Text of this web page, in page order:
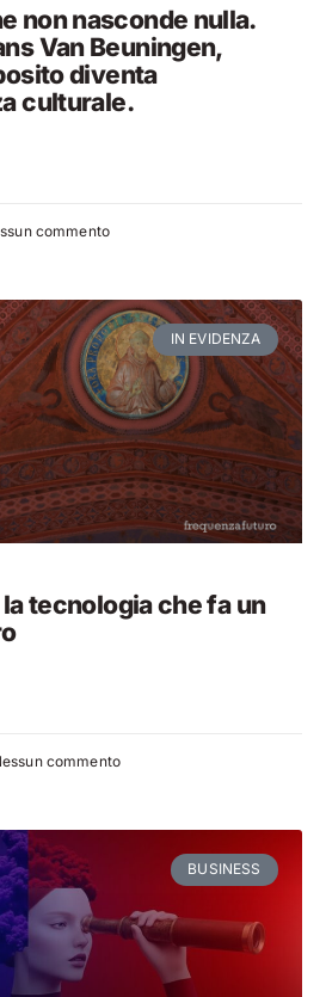
non nasconde nulla.
Van Beuningen,
diventa
culturale.
commento
IN EVIDENZA
tecnologia che fa un
commento
BUSINESS